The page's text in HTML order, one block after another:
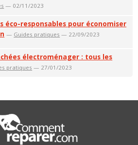
— 02/11/2023
éco-responsables pour économiser
— Guides pratiques — 22/09/2023
électroménager : tous les
pratiques — 27/01/2023